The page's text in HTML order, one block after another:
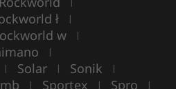
ł |
w |
|
| Solar | Sonik |
| Sportex | Spro |